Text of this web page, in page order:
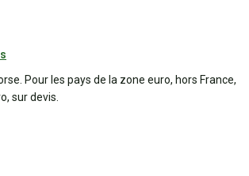
Pour les pays de la zone euro, hors France,
sur devis.